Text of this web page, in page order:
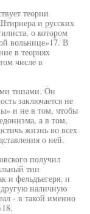
теории
и русских
о котором
вольнице»17. В
в теориях
числе в
типами. Он
заключается не
и не в том, чтобы
а в том,
жизнь во всех
о ней.
получил
тип
и фельдъегеря, и
наличную
- в такой именно